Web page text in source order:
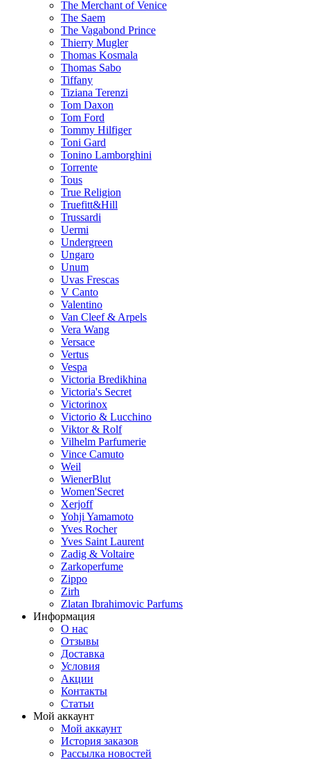
The Merchant of Venice
The Saem
The Vagabond Prince
Thierry Mugler
Thomas Kosmala
Thomas Sabo
Tiffany
Tiziana Terenzi
Tom Daxon
Tom Ford
Tommy Hilfiger
Toni Gard
Tonino Lamborghini
Torrente
Tous
True Religion
Truefitt&Hill
Trussardi
Uermi
Undergreen
Ungaro
Unum
Uvas Frescas
V Canto
Valentino
Van Cleef & Arpels
Vera Wang
Versace
Vertus
Vespa
Victoria Bredikhina
Victoria's Secret
Victorinox
Victorio & Lucchino
Viktor & Rolf
Vilhelm Parfumerie
Vince Camuto
Weil
WienerBlut
Women'Secret
Xerjoff
Yohji Yamamoto
Yves Rocher
Yves Saint Laurent
Zadig & Voltaire
Zarkoperfume
Zippo
Zirh
Zlatan Ibrahimovic Parfums
Информация
О нас
Отзывы
Доставка
Условия
Aкции
Контакты
Статьи
Мой аккаунт
Мой аккаунт
История заказов
Рассылка новостей